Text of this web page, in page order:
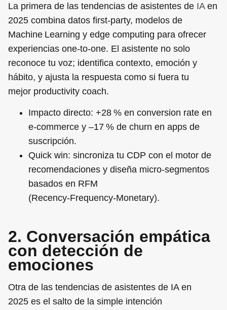
La primera de las tendencias de asistentes de IAen
2025 combina datos first‑party, modelos de
Machine Learning y edge computing para ofrecer
experiencias one‑to‑one. El asistente no solo
reconoce tu voz; identifica contexto, emoción y
hábito, y ajusta la respuesta como si fuera tu
mejor productivity coach.
Impacto directo: +28 % en conversion rate en
e‑commerce y –17 % de churn en apps de
suscripción.
Quick win: sincroniza tu CDP con el motor de
recomendaciones y diseña micro‑segmentos
basados en RFM
(Recency‑Frequency‑Monetary).
2. Conversación empática
con detección de
emociones
Otra de las tendencias de asistentes de IA en
2025 es el salto de la simple intención